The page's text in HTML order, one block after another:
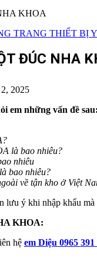
TRANG THIẾT BỊ
ĐÚC NHA
2025
em những vấn đề sau:
là bao nhiêu?
nhiêu
là bao nhiêu?
về tận kho ở Việt
ý khi nhập khẩu mà
KHOA:
hệ em Diệu 0965 391